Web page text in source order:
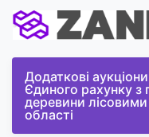
Додаткові
Єдиного рахунку
деревини
області